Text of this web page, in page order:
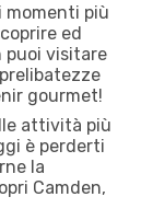
momenti più
ed
puoi visitare
gourmet!
attività più
è perderti
la
Camden,